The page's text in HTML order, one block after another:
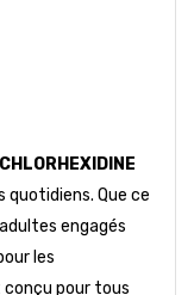
quotidiens. Que ce
engagés
les
pour tous